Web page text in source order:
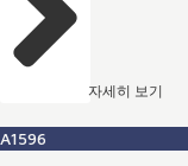
자세히 보기
A1596